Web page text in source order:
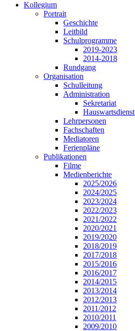
Kollegium
Portrait
Geschichte
Leitbild
Schulprogramme
2019-2023
2014-2018
Rundgang
Organisation
Schulleitung
Administration
Sekretariat
Hauswartsdienst
Lehrpersonen
Fachschaften
Mediatoren
Ferienpläne
Publikationen
Filme
Medienberichte
2025/2026
2024/2025
2023/2024
2022/2023
2021/2022
2020/2021
2019/2020
2018/2019
2017/2018
2015/2016
2016/2017
2014/2015
2013/2014
2012/2013
2011/2012
2010/2011
2009/2010